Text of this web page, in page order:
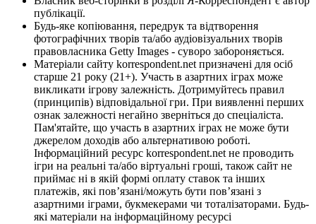
публікації.
Будь-яке копіювання, передрук та відтворення
фотографічних творів та/або аудіовізуальних творів
правовласника Getty Images - суворо забороняється.
Матеріали сайту korrespondent.net призначені для осіб
старше 21 року (21+). Участь в азартних іграх може
викликати ігрову залежність. Дотримуйтесь правил
(принципів) відповідальної гри. При виявленні перших
ознак залежності негайно зверніться до спеціаліста.
Пам'ятайте, що участь в азартних іграх не може бути
джерелом доходів або альтернативою роботі.
Інформаційний ресурс korrespondent.net не проводить
ігри на реальні та/або віртуальні гроші, також сайт не
приймає ні в якій формі оплату ставок та інших
платежів, які пов’язані/можуть бути пов’язані з
азартними іграми, букмекерами чи тоталізаторами. Будь-
які матеріали на інформаційному ресурсі